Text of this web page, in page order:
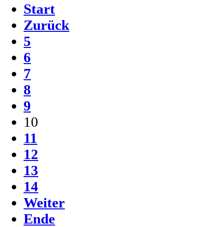
Start
Zurück
5
6
7
8
9
10
11
12
13
14
Weiter
Ende